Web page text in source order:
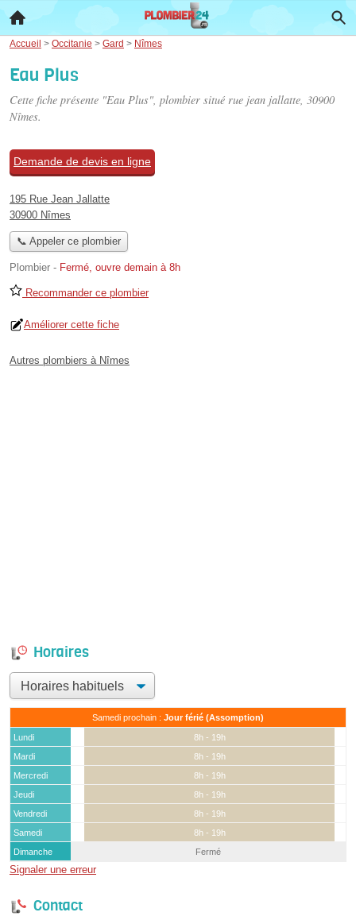
Accueil > Occitanie > Gard > Nîmes
Eau Plus
Cette fiche présente "Eau Plus", plombier situé rue jean jallatte, 30900
Nîmes.
Demande de devis en ligne
195 Rue Jean Jallatte
30900 Nîmes
📞 Appeler ce plombier
Plombier - Fermé, ouvre demain à 8h
Recommander ce plombier
Améliorer cette fiche
Autres plombiers à Nîmes
Horaires
Samedi prochain : Jour férié (Assomption)
Lundi
8h - 19h
Mardi
8h - 19h
Mercredi
8h - 19h
Jeudi
8h - 19h
Vendredi
8h - 19h
Samedi
8h - 19h
Dimanche
Fermé
Signaler une erreur
Contact